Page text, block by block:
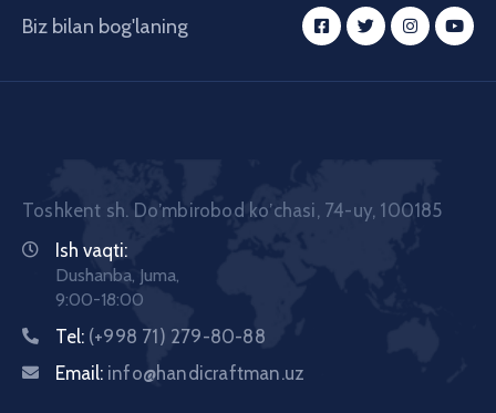
Biz bilan bog'laning
Toshkent sh. Doʼmbirobod koʼchasi, 74-uy, 100185
Ish vaqti:
Dushanba, Juma,
9:00-18:00
Tel: (+998 71) 279-80-88
Email: info@handicraftman.uz